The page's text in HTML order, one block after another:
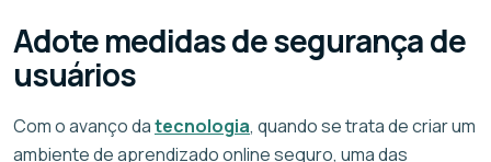
Adote medidas de segurança de
usuários
Com o avanço datecnologia, quando se trata de criar um
ambiente de aprendizado online seguro, uma das